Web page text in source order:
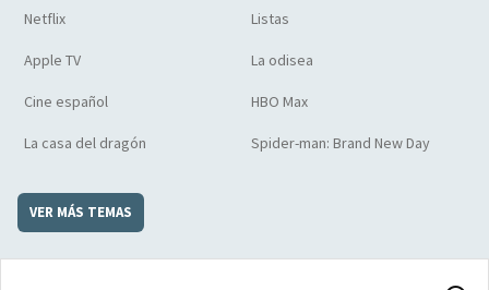
Netflix Listas
Apple TV La odisea
Cine español HBO Max
La casa del dragón Spider-man: Brand New Day
VER MÁS TEMAS